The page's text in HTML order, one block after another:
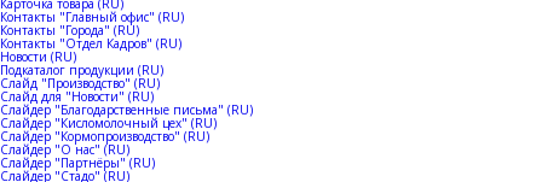
Horeca
Стадо
Коровники
Производство молока
Производство мороженое
Новости
География продаж
Карточка товара (RU)
Контакты "Главный офис" (RU)
Контакты "Города" (RU)
Контакты "Отдел Кадров" (RU)
Новости (RU)
Подкаталог продукции (RU)
Слайд "Производство" (RU)
Слайд для "Новости" (RU)
Слайдер "Благодарственные письма" (RU)
Слайдер "Кисломолочный цех" (RU)
Слайдер "Кормопроизводство" (RU)
Слайдер "О нас" (RU)
Слайдер "Партнёры" (RU)
Слайдер "Стадо" (RU)